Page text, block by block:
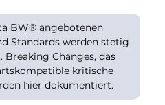
BW® angebotenen
Standards werden stetig
Changes, das
kritische
hier dokumentiert.